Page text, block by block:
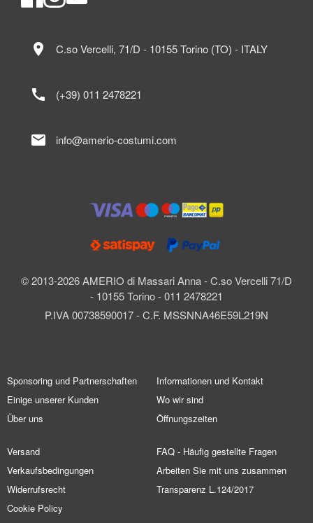
© 2013-2026 AMERIO di Massari Anna - C.so Vercelli 71/D
- 10155 Torino - 011 2478221
P.IVA 00738590017 - C.F. MSSNNA46E59L219N
location_on C.so Vercelli, 71/D - 10155 Torino (TO) - ITALY
call (+39) 011 2478221
mail info@amerio-costumi.com
Sponsoring und Partnerschaften
Einige unserer Kunden
Über uns
Informationen und Kontakt
Wo wir sind
Öffnungszeiten
Versand
Verkaufsbedingungen
Widerrufsrecht
Cookie Policy
FAQ - Häufig gestellte Fragen
Arbeiten Sie mit uns zusammen
Transparenz L.124/2017